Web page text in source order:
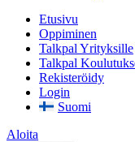
Etusivu
Oppiminen
Talkpal Yrityksille
Talkpal
Rekisteröidy
Login
Suomi
Aloita